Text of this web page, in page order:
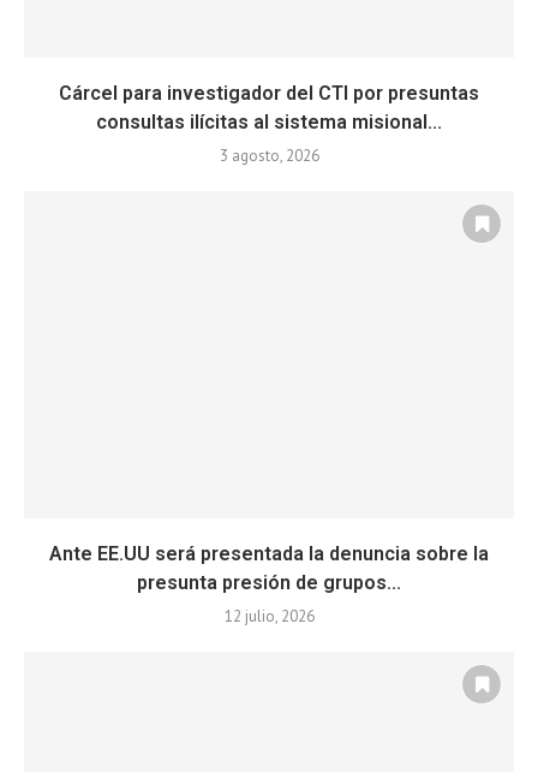
Cárcel para investigador del CTI por presuntas
consultas ilícitas al sistema misional...
3 agosto, 2026
Ante EE.UU será presentada la denuncia sobre la
presunta presión de grupos...
12 julio, 2026